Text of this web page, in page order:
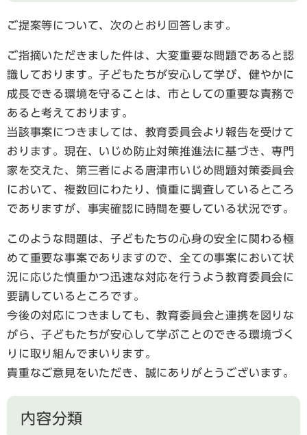
ご提案等について、次のとおり回答します。
ご指摘いただきました件は、大変重要な問題であると認
識しております。子どもたちが安心して学び、健やかに
成長できる環境を守ることは、市としての重要な責務で
あると考えております。
当該事案につきましては、教育委員会より報告を受けて
おります。現在、いじめ防止対策推進法に基づき、専門
家を交えた、第三者による唐津市いじめ問題対策委員会
において、複数回にわたり、慎重に調査しているところ
でありますが、事実確認に時間を要している状況です。
このような問題は、子どもたちの心身の安全に関わる極
めて重要な事案でありますので、全ての事案において状
況に応じた慎重かつ迅速な対応を行うよう教育委員会に
要請しているところです。
今後の対応につきましても、教育委員会と連携を図りな
がら、子どもたちが安心して学ぶことのできる環境づく
りに取り組んでまいります。
貴重なご意見をいただき、誠にありがとうございます。
内容分類